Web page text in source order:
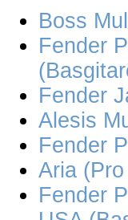
Boss
Fender
Fender
Alesis
Fender
Aria
Fender